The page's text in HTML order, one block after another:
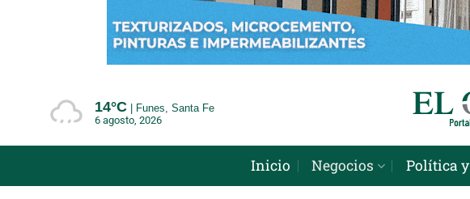
14°C
Funes, Santa Fe
6 agosto, 2026
Inicio Negocios Política